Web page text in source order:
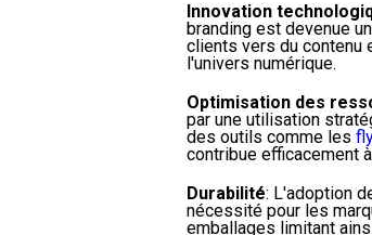
Innovation
branding est devenue
clients vers du contenu
l'univers numérique.
Optimisation des
par une utilisation
des outils comme les
contribue efficacement
Durabilité: L'adoption
nécessité pour les
emballages limitant